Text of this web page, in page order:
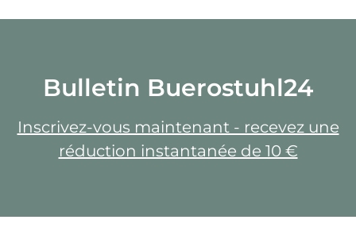
Bulletin Buerostuhl24
Inscrivez-vous maintenant - recevez une
réduction instantanée de 10 €